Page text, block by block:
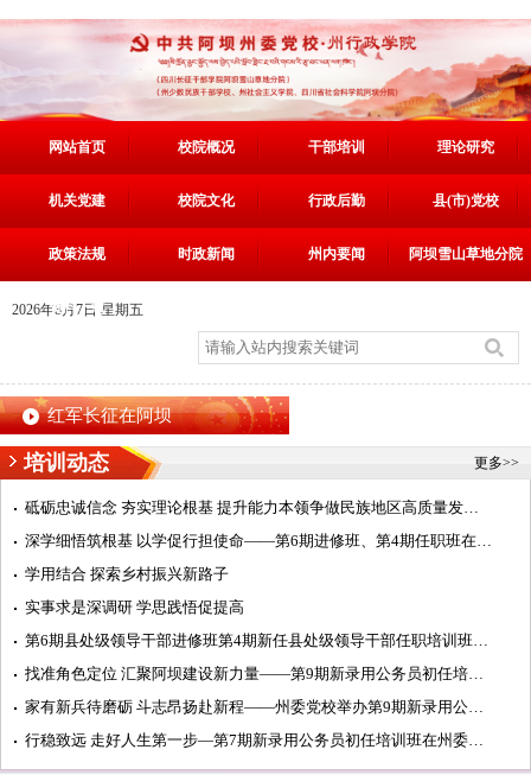
网站首页 校院概况 干部培训 理论研究
机关党建 校院文化 行政后勤 县(市)党校
政策法规 时政新闻 州内要闻 阿坝雪山草地分院
资料下载
2026年8月7日 星期五
红军长征在阿坝
更多>>
培训动态
学用结合 探索乡村振兴新路子
实事求是深调研 学思践悟促提高